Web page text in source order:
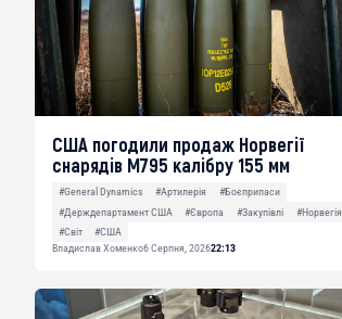
США погодили продаж Норвегії
снарядів M795 калібру 155 мм
#General Dynamics #Артилерія
#Боєприпаси
#Держдепартамент США
#Європа #Закупівлі
#Норвегія
#Світ
#США
Владислав Хоменко6 Серпня, 202622:13